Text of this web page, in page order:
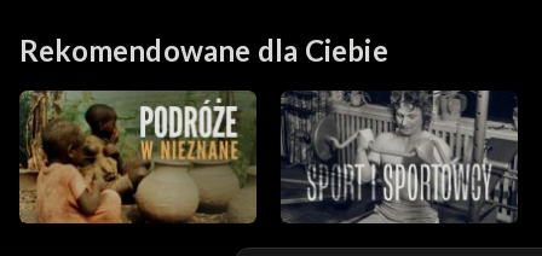
Rekomendowane dla Ciebie